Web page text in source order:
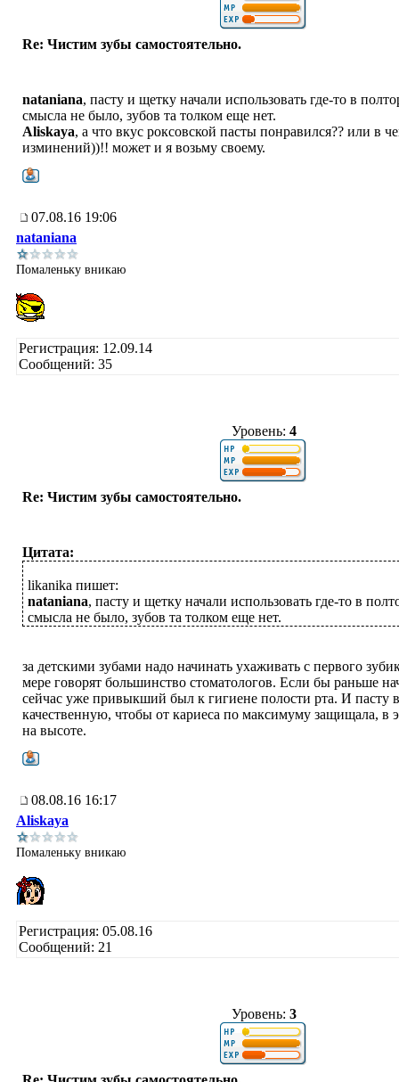
Re: Чистим зубы самостоятельно.
nataniana, пасту и щетку начали использовать где-то в
смысла не было, зубов та толком еще нет.
Aliskaya, а что вкус роксовской пасты понравился?? или в
изминений))!! может и я возьму своему.
07.08.16 19:06
nataniana
Помаленьку вникаю
Регистрация: 12.09.14
Сообщений: 35
Уровень: 4
Re: Чистим зубы самостоятельно.
Цитата:
likanika пишет:
nataniana, пасту и щетку начали использовать где-то в
смысла не было, зубов та толком еще нет.
за детскими зубами надо начинать ухаживать с первого
мере говорят большинство стоматологов. Если бы раньше
сейчас уже привыкший был к гигиене полости рта. И пасту
качественную, чтобы от кариеса по максимуму защищала, в
на высоте.
08.08.16 16:17
Aliskaya
Помаленьку вникаю
Регистрация: 05.08.16
Сообщений: 21
Уровень: 3